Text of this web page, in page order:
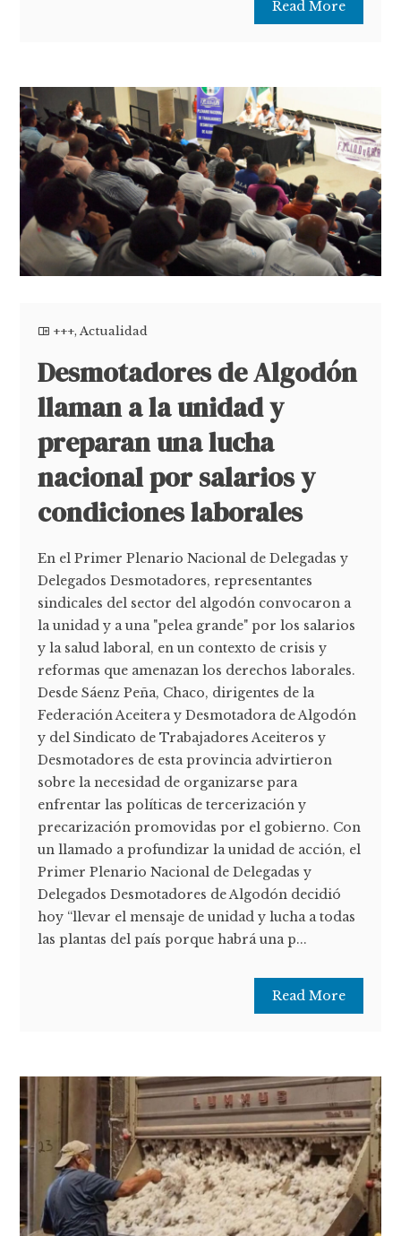
Read More
+++,Actualidad
Desmotadores de Algodón
llaman a la unidad y
preparan una lucha
nacional por salarios y
condiciones laborales
En el Primer Plenario Nacional de Delegadas y
Delegados Desmotadores, representantes
sindicales del sector del algodón convocaron a
la unidad y a una "pelea grande" por los salarios
y la salud laboral, en un contexto de crisis y
reformas que amenazan los derechos laborales.
Desde Sáenz Peña, Chaco, dirigentes de la
Federación Aceitera y Desmotadora de Algodón
y del Sindicato de Trabajadores Aceiteros y
Desmotadores de esta provincia advirtieron
sobre la necesidad de organizarse para
enfrentar las políticas de tercerización y
precarización promovidas por el gobierno. Con
un llamado a profundizar la unidad de acción, el
Primer Plenario Nacional de Delegadas y
Delegados Desmotadores de Algodón decidió
hoy “llevar el mensaje de unidad y lucha a todas
las plantas del país porque habrá una p...
Read More